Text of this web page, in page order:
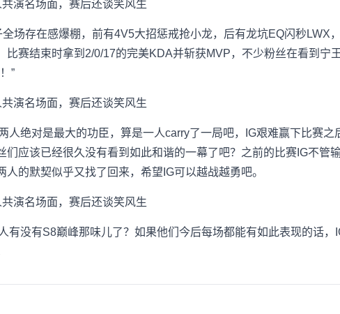
全场存在感爆棚，前有4V5大招惩戒抢小龙，后有龙坑EQ闪秒LWX
比赛结束时拿到2/0/17的完美KDA并斩获MVP，不少粉丝在看到宁
”
人绝对是最大的功臣，算是一人carry了一局吧，IG艰难赢下比赛之
们应该已经很久没有看到如此和谐的一幕了吧？之前的比赛IG不管
的默契似乎又找了回来，希望IG可以越战越勇吧。
有没有S8巅峰那味儿了？如果他们今后每场都能有如此表现的话，